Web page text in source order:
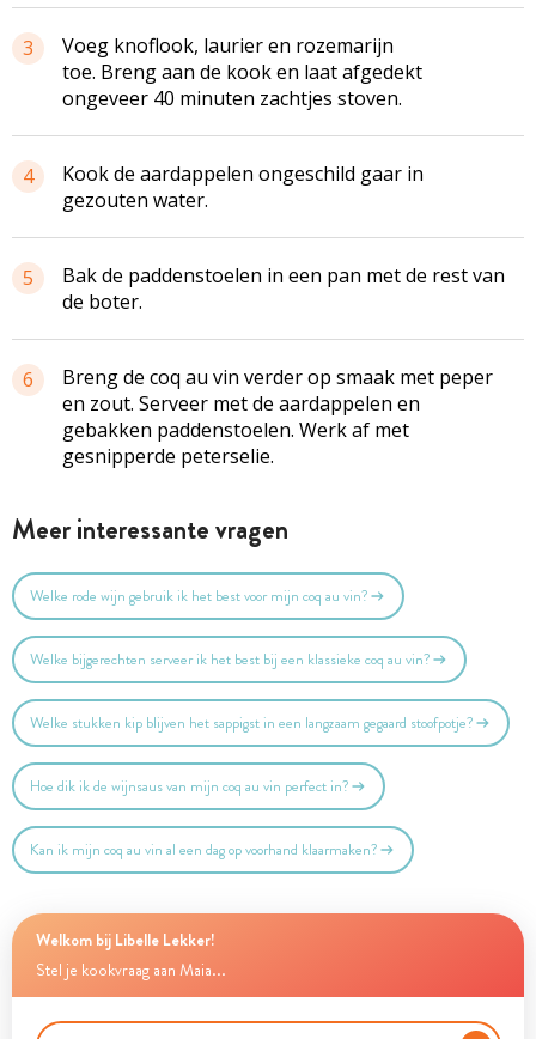
3
Voeg knoflook, laurier en rozemarijn
toe. Breng aan de kook en laat afgedekt
ongeveer 40 minuten zachtjes stoven.
4
Kook de aardappelen ongeschild gaar in
gezouten water.
5
Bak de paddenstoelen in een pan met de rest van
de boter.
6
Breng de coq au vin verder op smaak met peper
en zout. Serveer met de aardappelen en
gebakken paddenstoelen. Werk af met
gesnipperde peterselie.
Meer interessante vragen
Welke rode wijn gebruik ik het best voor mijn coq au vin?
Welke bijgerechten serveer ik het best bij een klassieke coq au vin?
Welke stukken kip blijven het sappigst in een langzaam gegaard stoofpotje?
Hoe dik ik de wijnsaus van mijn coq au vin perfect in?
Kan ik mijn coq au vin al een dag op voorhand klaarmaken?
Welkom bij Libelle Lekker!
Stel je kookvraag aan Maia...